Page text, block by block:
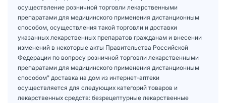
осуществление розничной торговли лекарственными
препаратами для медицинского применения дистанционным
способом, осуществления такой торговли и доставки
указанных лекарственных препаратов гражданам и внесении
изменений в некоторые акты Правительства Российской
Федерации по вопросу розничной торговли лекарственными
препаратами для медицинского применения дистанционным
способом" доставка на дом из интернет-аптеки
осуществляется для следующих категорий товаров и
лекарственных средств: безрецептурные лекарственные